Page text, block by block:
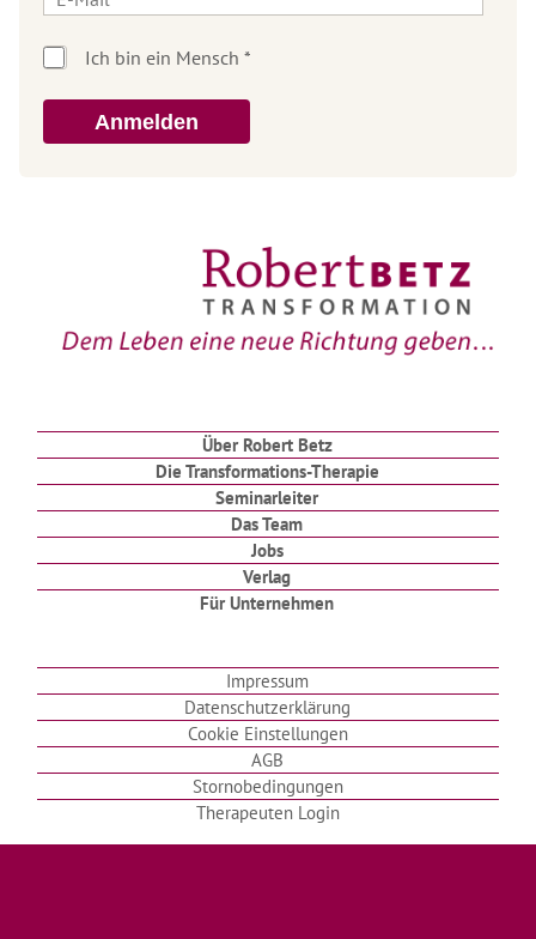
Anmelden
Über Robert Betz
Die Transformations-Therapie
Seminarleiter
Das Team
Jobs
Verlag
Für Unternehmen
Impressum
Datenschutzerklärung
Cookie Einstellungen
AGB
Stornobedingungen
Therapeuten Login